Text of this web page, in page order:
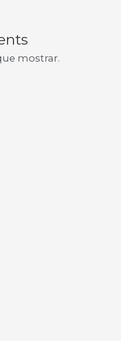
mostrar.